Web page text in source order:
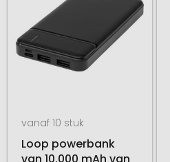
vanaf 10 stuk
Loop powerbank
van 10.000 mAh van